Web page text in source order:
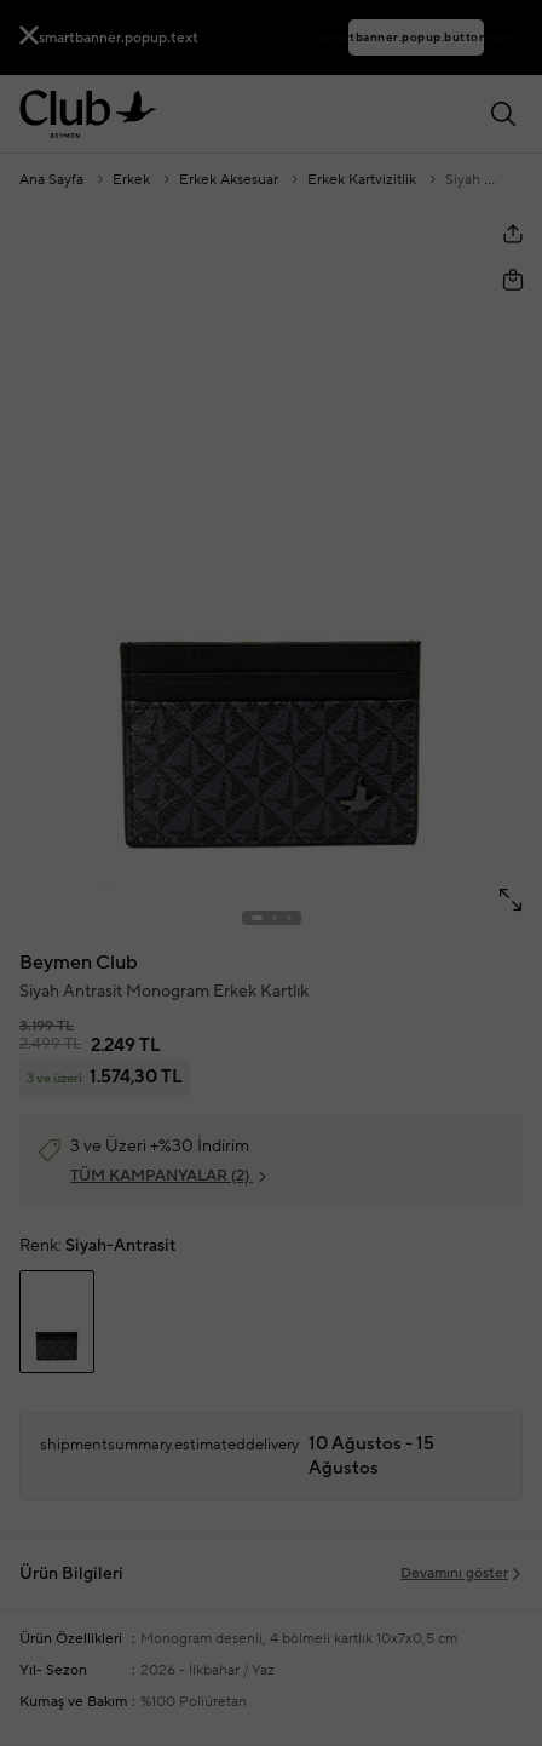
smartbanner.popup.text smartbanner.popup.buttontext
Ana Sayfa Erkek Erkek Aksesuar Erkek Kartvizitlik Siyah Antrasit Monogram Erkek Kartlık
Beymen Club
Siyah Antrasit Monogram Erkek Kartlık
3.199 TL
2.499 TL 2.249 TL
3 ve üzeri 1.574,30 TL
3 ve Üzeri +%30 İndirim
TÜM KAMPANYALAR (2)
Renk: Siyah-Antrasit
shipmentsummary.estimateddelivery 10 Ağustos - 15
Ağustos
Ürün Bilgileri Devamını göster
Ürün Özellikleri Monogram desenli, 4 bölmeli kartlık 10x7x0,5 cm
Yıl- Sezon
2026 - İlkbahar / Yaz
Kumaş ve Bakım
%100 Poliüretan